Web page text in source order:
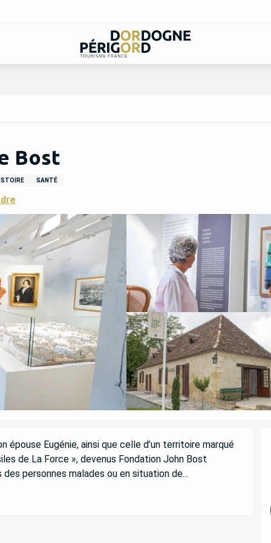
Bost
SANTÉ
épouse Eugénie, ainsi que celle d’un territoire marqué
de La Force », devenus Fondation John Bost
personnes malades ou en situation de...